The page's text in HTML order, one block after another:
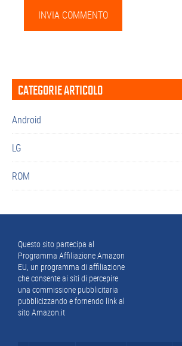
Barra
laterale
primaria
CATEGORIE ARTICOLO
Android
LG
ROM
Footer
Questo sito partecipa al
Programma Affiliazione Amazon
EU, un programma di affiliazione
che consente ai siti di percepire
una commissione pubblicitaria
pubblicizzando e fornendo link al
sito Amazon.it